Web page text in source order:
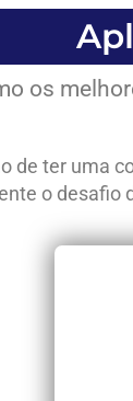
os
de ter uma
o desafio